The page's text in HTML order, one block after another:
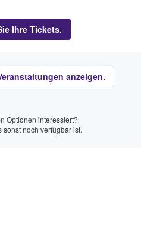
Ihre Tickets.
anzeigen.
Optionen interessiert?
noch verfügbar ist.